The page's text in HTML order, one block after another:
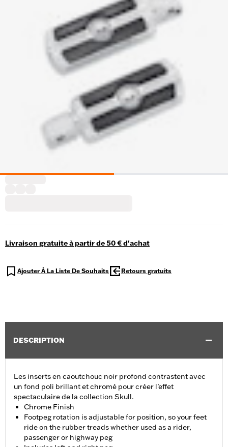
Livraison gratuite à partir de 50 € d'achat
Ajouter À La Liste De Souhaits Retours gratuits
DESCRIPTION
Les inserts en caoutchouc noir profond contrastent avec
un fond poli brillant et chromé pour créer l’effet
spectaculaire de la collection Skull.
Chrome Finish
Footpeg rotation is adjustable for position, so your feet
ride on the rubber treads whether used as a rider,
passenger or highway peg